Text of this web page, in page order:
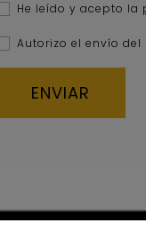
He leído y acepto la
Autorizo el envío